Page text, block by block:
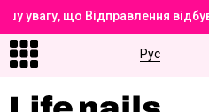
увагу, що Відправлення
Рус